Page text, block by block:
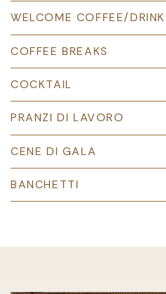
WELCOME COFFEE/DRINK
COFFEE BREAKS
COCKTAIL
PRANZI DI LAVORO
CENE DI GALA
BANCHETTI